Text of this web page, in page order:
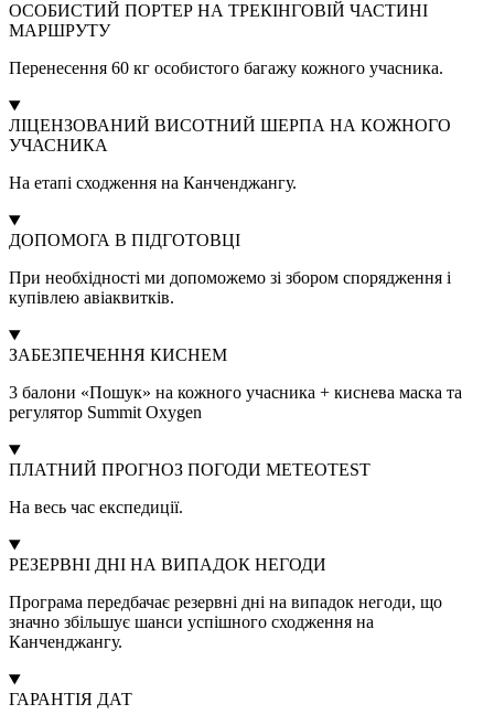
ОСОБИСТИЙ ПОРТЕР НА ТРЕКІНГОВІЙ ЧАСТИНІ
МАРШРУТУ
Перенесення 60 кг особистого багажу кожного учасника.
ЛІЦЕНЗОВАНИЙ ВИСОТНИЙ ШЕРПА НА КОЖНОГО
УЧАСНИКА
На етапі сходження на Канченджангу.
ДОПОМОГА В ПІДГОТОВЦІ
При необхідності ми допоможемо зі збором спорядження і
купівлею авіаквитків.
ЗАБЕЗПЕЧЕННЯ КИСНЕМ
3 балони «Пошук» на кожного учасника + киснева маска та
регулятор Summit Oxygen
ПЛАТНИЙ ПРОГНОЗ ПОГОДИ METEOTEST
На весь час експедиції.
РЕЗЕРВНІ ДНІ НА ВИПАДОК НЕГОДИ
Програма передбачає резервні дні на випадок негоди, що
значно збільшує шанси успішного сходження на
Канченджангу.
ГАРАНТІЯ ДАТ